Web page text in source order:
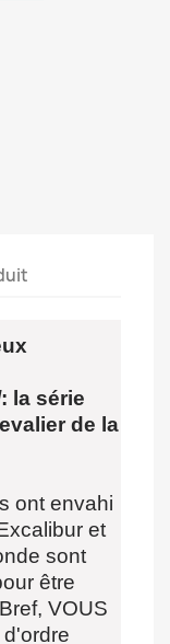
: la série
de la
ont envahi
et
sont
être
VOUS